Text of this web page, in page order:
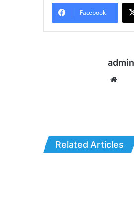
Facebook
admin
Related Articles